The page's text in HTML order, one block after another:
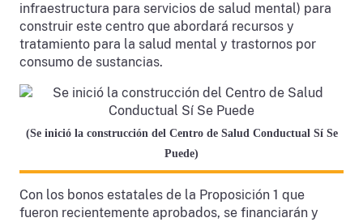
infraestructura para servicios de salud mental) para
construir este centro que abordará recursos y
tratamiento para la salud mental y trastornos por
consumo de sustancias.
(Se inició la construcción del Centro de Salud Conductual Sí Se
Puede)
Con los bonos estatales de la Proposición 1 que
fueron recientemente aprobados, se financiarán y